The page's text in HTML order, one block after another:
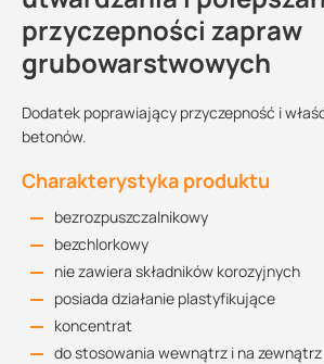
przyczepności zapraw
grubowarstwowych
Dodatek poprawiający przyczepność i
betonów.
Charakterystyka produktu
bezrozpuszczalnikowy
bezchlorkowy
nie zawiera składników korozyjnych
posiada działanie plastyfikujące
koncentrat
do stosowania wewnątrz i na zewnątrz